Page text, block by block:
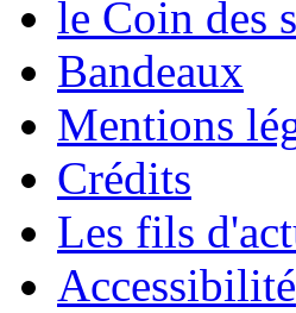
le Coin des
Bandeaux
Mentions
Crédits
Les fils
Accessibilité